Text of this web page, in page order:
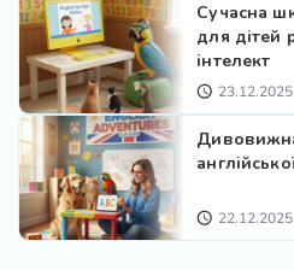
Сучасна
для дітей
інтелект
23.12.2025
22.12.2025